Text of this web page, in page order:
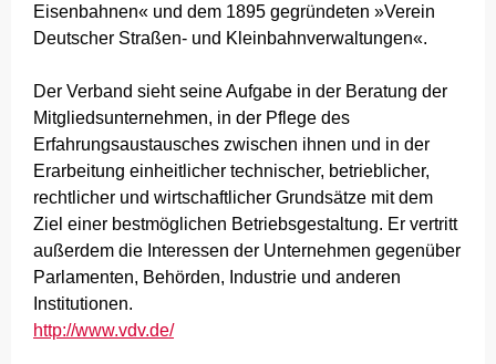
Eisenbahnen« und dem 1895 gegründeten »Verein
Deutscher Straßen- und Kleinbahnverwaltungen«.
Der Verband sieht seine Aufgabe in der Beratung der
Mitgliedsunternehmen, in der Pflege des
Erfahrungsaustausches zwischen ihnen und in der
Erarbeitung einheitlicher technischer, betrieblicher,
rechtlicher und wirtschaftlicher Grundsätze mit dem
Ziel einer bestmöglichen Betriebsgestaltung. Er vertritt
außerdem die Interessen der Unternehmen gegenüber
Parlamenten, Behörden, Industrie und anderen
Institutionen.
http://www.vdv.de/